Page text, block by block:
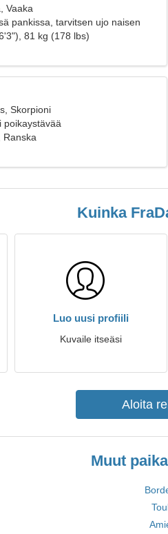
Vaaka
pankissa, tarvitsen ujo naisen
81 kg (178 lbs)
Skorpioni
poikaystävää
Ranska
Kuinka
Luo uusi profiili
Kuvaile itseäsi
Aloita
Muut